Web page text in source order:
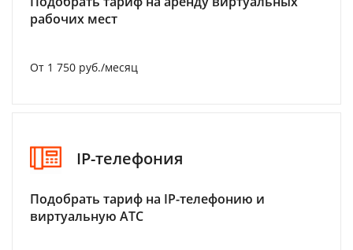
рабочих мест
От 1 750 руб./месяц
IP-телефония
Подобрать тариф на IP-телефонию и
виртуальную АТС